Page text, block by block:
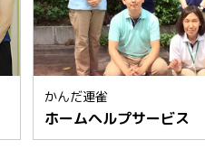
かんだ連雀
ホームヘルプサービス